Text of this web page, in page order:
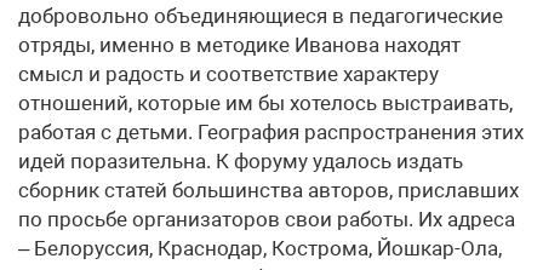
добровольно объединяющиеся в педагогические
отряды, именно в методике Иванова находят
смысл и радость и соответствие характеру
отношений, которые им бы хотелось выстраивать,
работая с детьми. География распространения этих
идей поразительна. К форуму удалось издать
сборник статей большинства авторов, приславших
по просьбе организаторов свои работы. Их адреса
– Белоруссия, Краснодар, Кострома, Йошкар-Ола,